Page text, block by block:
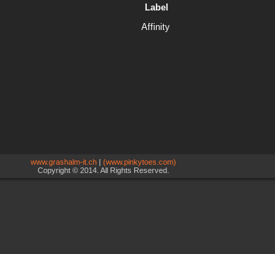
Label
Affinity
www.grashalm-it.ch| (www.pinkytoes.com)
Copyright © 2014. All Rights Reserved.